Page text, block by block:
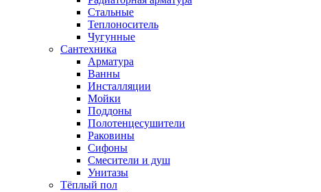
Стальные
Теплоноситель
Чугунные
Сантехника
Арматура
Ванны
Инсталляции
Мойки
Поддоны
Полотенцесушители
Раковины
Сифоны
Смесители и душ
Унитазы
Тёплый пол